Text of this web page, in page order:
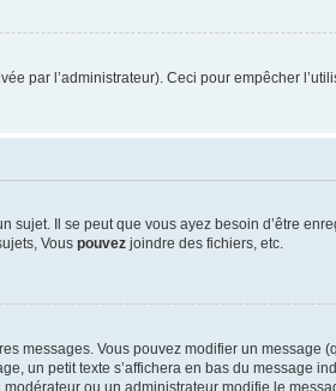
par l’administrateur). Ceci pour empêcher
Il se peut que vous ayez besoin d’être
Vous pouvez joindre des fichiers, etc.
messages. Vous pouvez modifier un
un petit texte s’affichera en bas du message
ou un administrateur modifie le